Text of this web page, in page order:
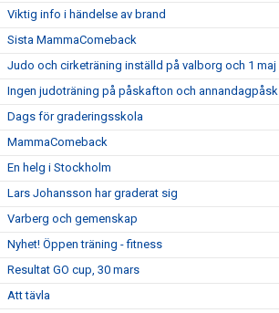
Viktig info i händelse av brand
Sista MammaComeback
Judo och cirketräning inställd på valborg och 1 maj
Ingen judoträning på påskafton och annandagpåsk
Dags för graderingsskola
MammaComeback
En helg i Stockholm
Lars Johansson har graderat sig
Varberg och gemenskap
Nyhet! Öppen träning - fitness
Resultat GO cup, 30 mars
Att tävla